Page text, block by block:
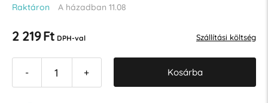
Raktáron A házadban 11.08
2 219 Ft DPH-val Szállítási költség
- + Kosárba